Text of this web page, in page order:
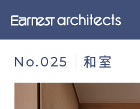
No.025 和室